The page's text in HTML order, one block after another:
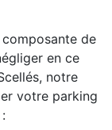
de
en ce
notre
votre parking